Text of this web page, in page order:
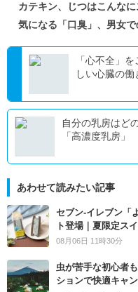
カテキン、じつはこんな
気になる「口臭」、男女
「心不全」
しい心臓の働
自分の乳房はど
「高濃度乳房」
あわせて読みたい記事
セブン‐イレブン「
ト登場｜夏限定ス
08月06日 11時30分
虫が苦手な初心者
ションで快適キャ